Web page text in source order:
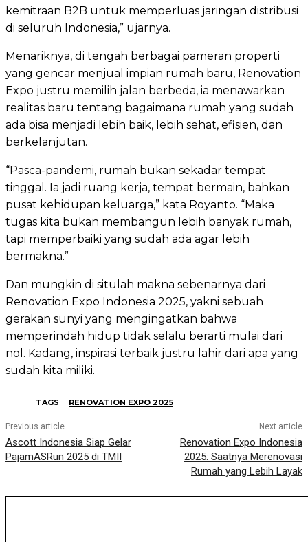
kemitraan B2B untuk memperluas jaringan distribusi
di seluruh Indonesia,” ujarnya.
Menariknya, di tengah berbagai pameran properti
yang gencar menjual impian rumah baru, Renovation
Expo justru memilih jalan berbeda, ia menawarkan
realitas baru tentang bagaimana rumah yang sudah
ada bisa menjadi lebih baik, lebih sehat, efisien, dan
berkelanjutan.
“Pasca-pandemi, rumah bukan sekadar tempat
tinggal. Ia jadi ruang kerja, tempat bermain, bahkan
pusat kehidupan keluarga,” kata Royanto. “Maka
tugas kita bukan membangun lebih banyak rumah,
tapi memperbaiki yang sudah ada agar lebih
bermakna.”
Dan mungkin di situlah makna sebenarnya dari
Renovation Expo Indonesia 2025, yakni sebuah
gerakan sunyi yang mengingatkan bahwa
memperindah hidup tidak selalu berarti mulai dari
nol. Kadang, inspirasi terbaik justru lahir dari apa yang
sudah kita miliki.
TAGS RENOVATION EXPO 2025
Previous article
Ascott Indonesia Siap Gelar
PajamASRun 2025 di TMII
Next article
Renovation Expo Indonesia
2025: Saatnya Merenovasi
Rumah yang Lebih Layak